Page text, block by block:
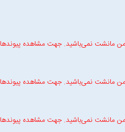
مانشت نمی‌باشید. جهت مشاهده پیوندها
مانشت نمی‌باشید. جهت مشاهده پیوندها
مانشت نمی‌باشید. جهت مشاهده پیوندها